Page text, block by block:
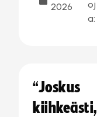
2026
oj
a:
“Joskus
kiihkeästi,